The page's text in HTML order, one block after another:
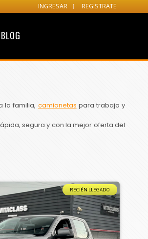
INGRESAR REGISTRATE
BLOG
la familia, camionetas para trabajo y
segura y con la mejor oferta del
RECIÉN LLEGADO